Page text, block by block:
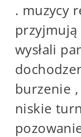
. muzycy
przyjmują
wysłali
burzenie
niskie